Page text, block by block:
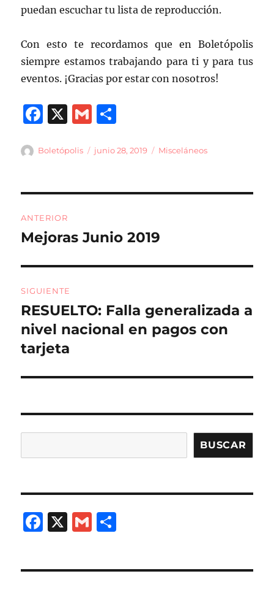
puedan escuchar tu lista de reproducción.
Con esto te recordamos que en Boletópolis
siempre estamos trabajando para ti y para tus
eventos. ¡Gracias por estar con nosotros!
F
c
b
o
o
k
X
G
ai m
a
ir
Autor
Boletópolis
Publicado
junio 28, 2019 Categorías
Misceláneos
de
ANTERIOR
Entrada
Mejoras Junio 2019
SIGUIENTE
Entrada
siguiente:
RESUELTO: Falla generalizada a
nivel nacional en pagos con
tarjeta
BUSCAR
F
X
G